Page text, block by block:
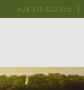
+34 918 422 355